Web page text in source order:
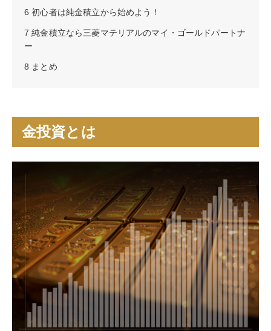
6 初心者は純金積立から始めよう！
7 純金積立なら三菱マテリアルのマイ・ゴールドパートナ
ー
8 まとめ
金投資とは